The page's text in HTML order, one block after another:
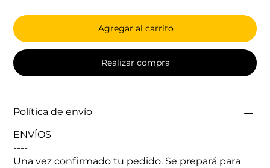
Agregar al carrito
Realizar compra
Política de envío
ENVÍOS
----
Una vez confirmado tu pedido. Se prepará para